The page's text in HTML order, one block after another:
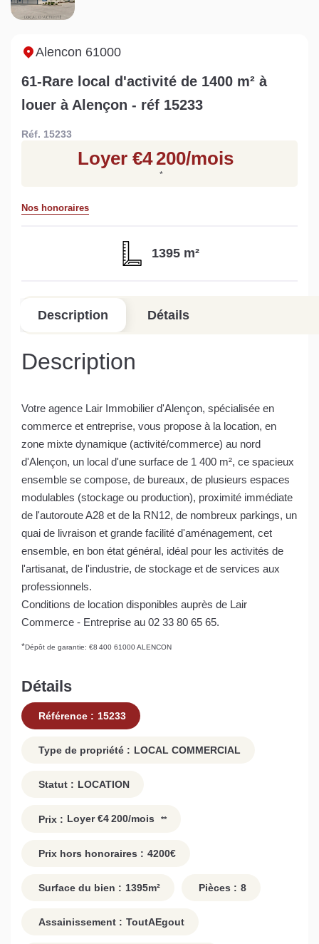
Sarthe pour booster sa
vente
Estimez votre bien en ligne.
en quelques clics.
Alencon 61000
61-Rare local d'activité de 1400 m² à
louer à Alençon - réf 15233
Réf. 15233
Loyer €4 200/mois
*
Nos honoraires
1395 m²
Description Détails
Description
Votre agence Lair Immobilier d'Alençon, spécialisée en
commerce et entreprise, vous propose à la location, en
zone mixte dynamique (activité/commerce) au nord
d'Alençon, un local d'une surface de 1 400 m², ce spacieux
ensemble se compose, de bureaux, de plusieurs espaces
modulables (stockage ou production), proximité immédiate
de l'autoroute A28 et de la RN12, de nombreux parkings, un
quai de livraison et grande facilité d'aménagement, cet
ensemble, en bon état général, idéal pour les activités de
l'artisanat, de l'industrie, de stockage et de services aux
professionnels.
Conditions de location disponibles auprès de Lair
Commerce - Entreprise au 02 33 80 65 65.
*Dépôt de garantie: €8 400 61000 ALENCON
Détails
Référence : 15233
Type de propriété : LOCAL COMMERCIAL
Statut : LOCATION
Prix : Loyer €4 200/mois **
Prix hors honoraires : 4200€
Surface du bien : 1395m² Pièces : 8
Assainissement : ToutAEgout